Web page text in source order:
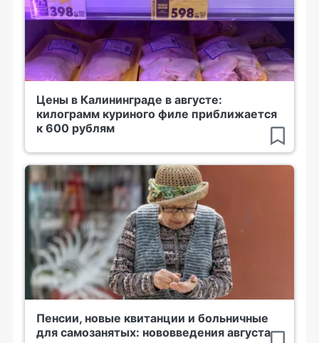
Цены в Калининграде в августе:
килограмм куриного филе приближается
к 600 рублям
Пенсии, новые квитанции и больничные
для самозанятых: нововведения августа